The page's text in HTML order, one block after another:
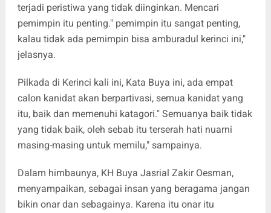
terjadi peristiwa yang tidak diinginkan. Mencari
pemimpin itu penting." pemimpin itu sangat penting,
kalau tidak ada pemimpin bisa amburadul kerinci ini,"
jelasnya.
Pilkada di Kerinci kali ini, Kata Buya ini, ada empat
calon kanidat akan berpartivasi, semua kanidat yang
itu, baik dan memenuhi katagori." Semuanya baik tidak
yang tidak baik, oleh sebab itu terserah hati nuarni
masing-masing untuk memilu," sampainya.
Dalam himbaunya, KH Buya Jasrial Zakir Oesman,
menyampaikan, sebagai insan yang beragama jangan
bikin onar dan sebagainya. Karena itu onar itu